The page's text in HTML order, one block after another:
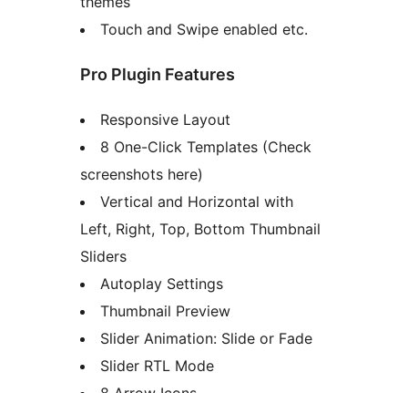
Touch and Swipe enabled etc.
Pro Plugin Features
Responsive Layout
8 One-Click Templates (Check
screenshots here)
Vertical and Horizontal with
Left, Right, Top, Bottom Thumbnail
Sliders
Autoplay Settings
Thumbnail Preview
Slider Animation: Slide or Fade
Slider RTL Mode